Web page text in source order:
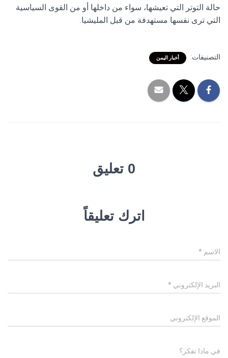
حالة التوتر التي تعيشها، سواء من داخلها أو من القوى السياسية
التي ترى نفسها مستهدفة من قبل المليشيا.
التصنيفات: أخبار اليمن
0 تعليق
اترك تعليقاً
الاسم *
البريد الإلكتروني *
الموقع الإلكتروني
في ماذا تفكر؟